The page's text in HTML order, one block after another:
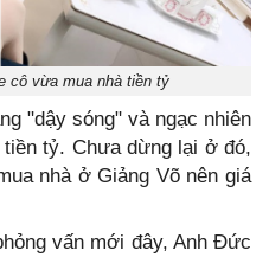
cô vừa mua nhà tiền tỷ
"dậy sóng" và ngạc nhiên
tỷ. Chưa dừng lại ở đó,
nhà ở Giảng Võ nên giá
vấn mới đây, Anh Đức